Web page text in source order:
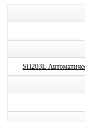
SH203L